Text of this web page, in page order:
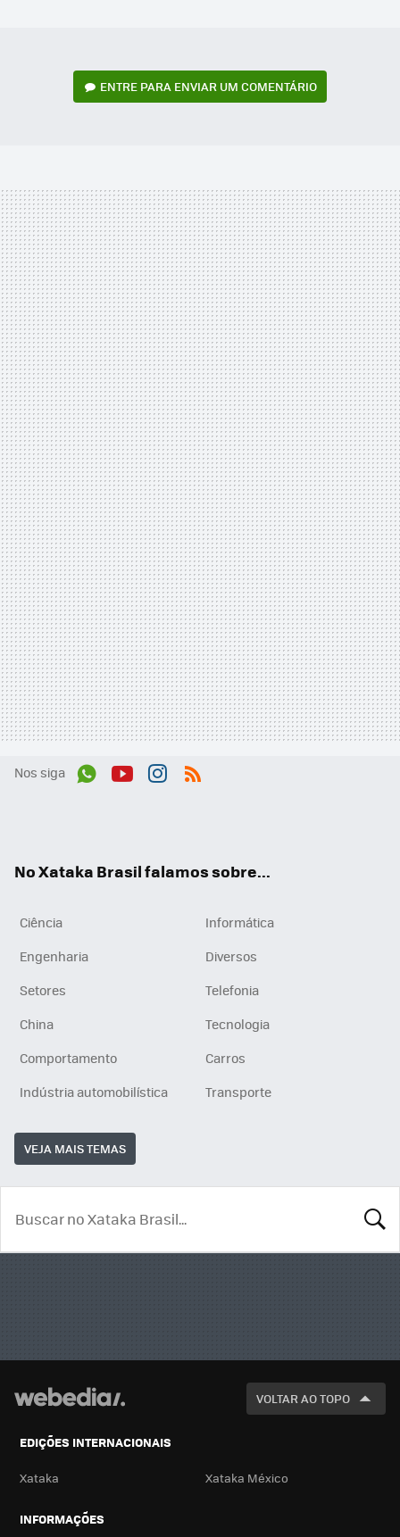
ENTRE PARA ENVIAR UM COMENTÁRIO
Nos siga
No Xataka Brasil falamos sobre...
Ciência
Informática
Engenharia
Diversos
Setores
Telefonia
China
Tecnologia
Comportamento
Carros
Indústria automobilística
Transporte
VEJA MAIS TEMAS
VOLTAR AO TOPO
EDIÇÕES INTERNACIONAIS
Xataka Xataka México
INFORMAÇÕES